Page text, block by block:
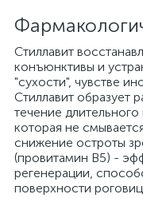
Стиллавит
конъюнктивы и
"сухости", чувстве
Стиллавит образует
течение
которая не
снижение остроты
(провитамин В5) -
регенерации,
поверхности